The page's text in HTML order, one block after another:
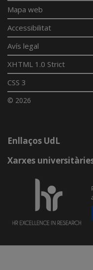
Mapa web
Accessibilitat
Avís legal
XHTML 1.0 Strict
CSS 3
© 2026
Enllaços UdL
Xarxes